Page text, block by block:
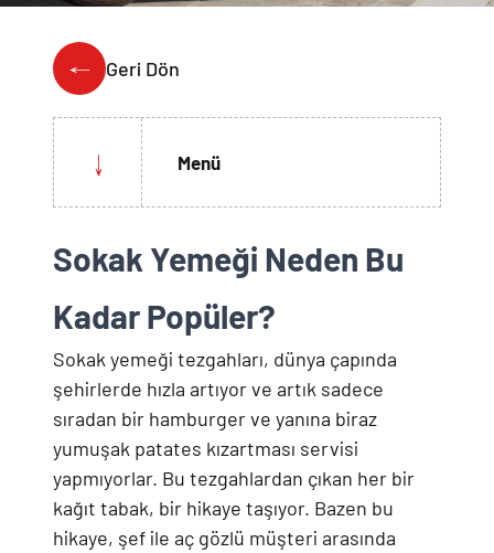
Kömürlü Barbekü Aksesuarları
Tüm Kömürlü Barbeküleri Görüntüle
Kılıflar
Ekipmanlar
Akıllı Cihazlar
Grill Akademi
Katalog
Türkçe
Geri Dön
Menü
Sokak Yemeği Neden Bu
Kadar Popüler?
Sokak yemeği tezgahları, dünya çapında
şehirlerde hızla artıyor ve artık sadece
sıradan bir hamburger ve yanına biraz
yumuşak patates kızartması servisi
yapmıyorlar. Bu tezgahlardan çıkan her bir
kağıt tabak, bir hikaye taşıyor. Bazen bu
hikaye, şef ile aç gözlü müşteri arasında